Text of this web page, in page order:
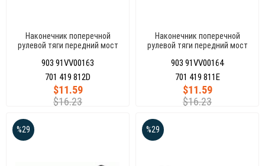
Наконечник поперечной
рулевой тяги передний мост
903 91VV00163
$11.59
$16.23
701 419 812D
Наконечник поперечной
рулевой тяги передний мост
903 91VV00164
$11.59
$16.23
701 419 811E
%29 %29